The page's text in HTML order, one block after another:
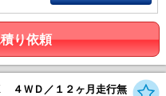
り依頼
４ＷＤ／１２ヶ月走行無